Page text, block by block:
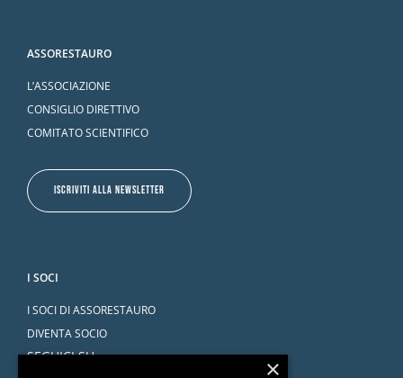
ASSORESTAURO
L’ASSOCIAZIONE
CONSIGLIO DIRETTIVO
COMITATO SCIENTIFICO
ISCRIVITI ALLA NEWSLETTER
I SOCI
I SOCI DI ASSORESTAURO
DIVENTA SOCIO
SEGUICI SU ×